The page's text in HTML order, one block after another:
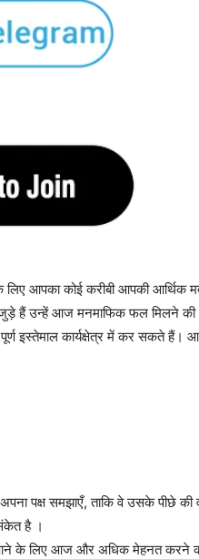
आपका कोई करीबी आपकी आर्थिक
जुड़े हैं उन्हें आज मनमाफिक फल मिलने की
इस्तेमाल कार्यक्षेत्र में कर सकते
पक्ष समझाएँ, ताकि वे उसके पीछे की
है ।
पाने के लिए आज और अधिक मेहनत करने